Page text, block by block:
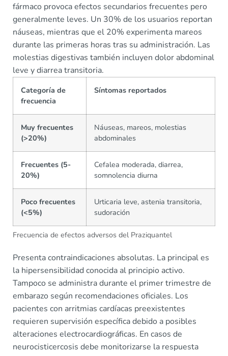
fármaco provoca efectos secundarios frecuentes pero
generalmente leves. Un 30% de los usuarios reportan
náuseas, mientras que el 20% experimenta mareos
durante las primeras horas tras su administración. Las
molestias digestivas también incluyen dolor abdominal
leve y diarrea transitoria.
Frecuencia de efectos adversos del Praziquantel
Categoría de
frecuencia
Síntomas reportados
Muy frecuentes
(>20%)
Náuseas, mareos, molestias
abdominales
Frecuentes (5-
20%)
Cefalea moderada, diarrea,
somnolencia diurna
Poco frecuentes
(<5%)
Urticaria leve, astenia transitoria,
sudoración
Presenta contraindicaciones absolutas. La principal es
la hipersensibilidad conocida al principio activo.
Tampoco se administra durante el primer trimestre de
embarazo según recomendaciones oficiales. Los
pacientes con arritmias cardíacas preexistentes
requieren supervisión específica debido a posibles
alteraciones electrocardiográficas. En casos de
neurocisticercosis debe monitorizarse la respuesta